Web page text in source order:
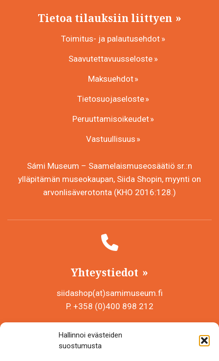
Hallinnoi evästeiden
suostumusta
Tietoa tilauksiin liittyen
Toimitus- ja palautusehdot
Saavutettavuusseloste
Maksuehdot
Tietosuojaseloste
Peruuttamisoikeudet
Vastuullisuus
Sámi Museum – Saamelaismuseosäätiö sr.:n
ylläpitämän museokaupan, Siida Shopin, myynti on
arvonlisäverotonta (KHO 2016:128.)
Yhteystiedot
siidashop(at)samimuseum.fi
P. +358 (0)400 898 212
Y-tunnus 0625907-2